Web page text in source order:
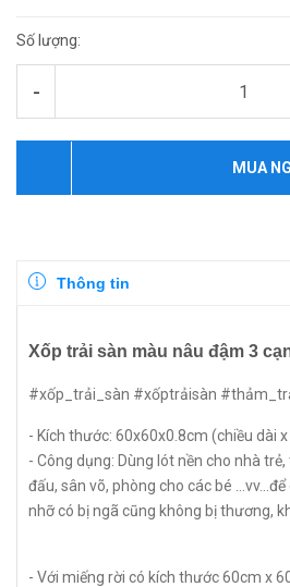
Số lượng:
-
MUA
Thông tin
Xốp trải sàn màu nâu đậm 3
#xốp_trải_sàn #xốptrảisàn
- Kích thước: 60x60x0.8cm (chiều dài
- Công dụng: Dùng lót nền cho nhà
đấu, sân võ, phòng cho các bé
nhỡ có bị ngã cũng không bị thương,
- Với miếng rời có kích thước 60cm x